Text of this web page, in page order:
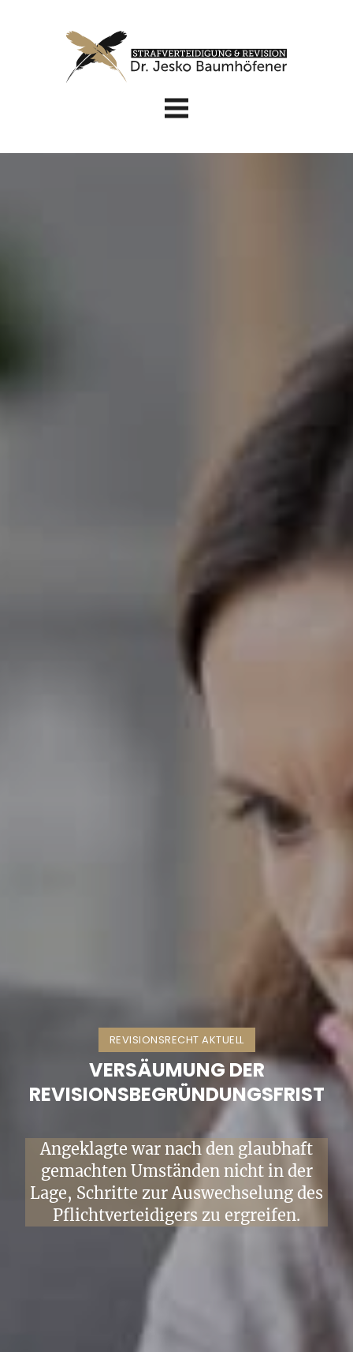
VERSÄUMUNG DER
REVISIONSBEGRÜNDUNGSFRIST
Angeklagte war nach den glaubhaft
gemachten Umständen nicht in der
Lage, Schritte zur Auswechselung des
Pflichtverteidigers zu ergreifen.
REVISIONSRECHT AKTUELL